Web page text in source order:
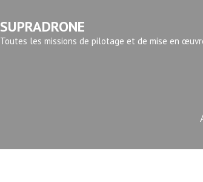
SUPRADRONE
Toutes les missions de pilotage et de mise en